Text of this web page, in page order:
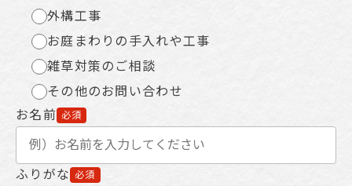
外構工事
お庭まわりの手入れや工事
雑草対策のご相談
その他のお問い合わせ
お名前 必須
ふりがな 必須